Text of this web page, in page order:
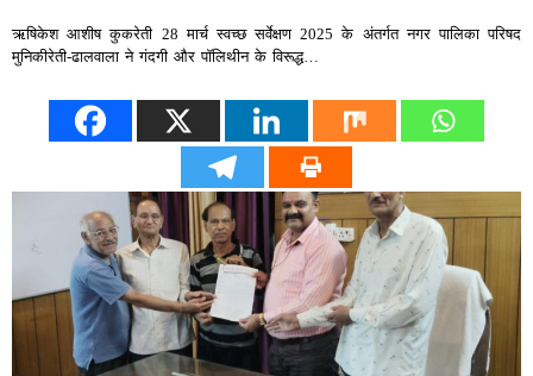
ऋषिकेश आशीष कुकरेती 28 मार्च स्वच्छ सर्वेक्षण 2025 के अंतर्गत नगर पालिका परिषद
मुनिकीरेती-ढालवाला ने गंदगी और पॉलिथीन के विरूद्ध…